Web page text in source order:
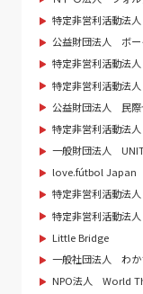
特定非営利活動法
公益財団法人 ボー
特定非営利活動法
特定非営利活動法
公益財団法人 民際
特定非営利活動法
一般財団法人
love.fútbol Japan
特定非営利活動法
特定非営利活動法
Little Bridge
一般社団法人 わか
NPO法人 World